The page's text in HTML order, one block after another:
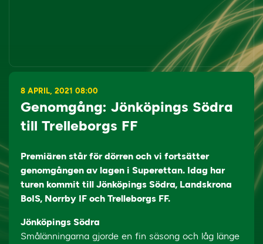
8 APRIL, 2021 08:00
Genomgång: Jönköpings Södra
till Trelleborgs FF
Premiären står för dörren och vi fortsätter
genomgången av lagen i Superettan. Idag har
turen kommit till Jönköpings Södra, Landskrona
BoIS, Norrby IF och Trelleborgs FF.
Jönköpings Södra
Smålänningarna gjorde en fin säsong och låg länge